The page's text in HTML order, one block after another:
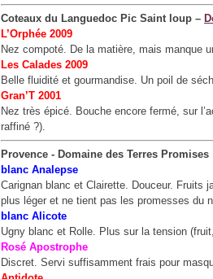
Coteaux du Languedoc Pic Saint loup –
L’Orphée 2009
Nez compoté. De la matière, mais manque
Les Calades 2009
Belle fluidité et gourmandise. Un poil de
Gran’T 2001
Nez très épicé. Bouche encore fermé, sur
raffiné ?).
Provence - Domaine des Terres Promises
blanc Analepse
Carignan blanc et Clairette. Douceur. Fruits
plus léger et ne tient pas les promesses du
blanc Alicote
Ugny blanc et Rolle. Plus sur la tension
Rosé Apostrophe
Discret. Servi suffisamment frais pour